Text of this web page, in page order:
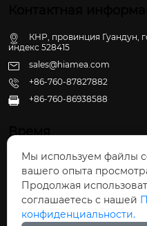
КНР, провинция Гуандун,
индекс 528415
sales@hiamea.com
+86-760-87827882
 +86-760-86938588
Время
Пн - Пт: 09:30 - 22:00
Сб - Вс: 10:00 - 22:30
Мы используем файлы
вашего опыта
Продолжая
соглашаетесь с нашей
конфиденциальности.